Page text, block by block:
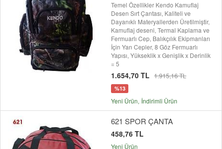
Temel Özellikler Kendo Kamuflaj
Desen Sırt Çantası, Kaliteli ve
Dayanıklı Materyallerden Üretilmiştir,
Kamuflaj deseni, Termal Kaplama ve
Fermuarlı Cep, Balıkçılık Ekipmanları
İçin Yan Cepler, 8 Göz Fermuarlı
Yapısı, Yükseklik x Genişlik x Derinlik
= 5
1.654,70 TL 1.915,16 TL
%13
Yeni Ürün İndirimli Ürün
621 SPOR ÇANTA
458,76 TL
Yeni Ürün